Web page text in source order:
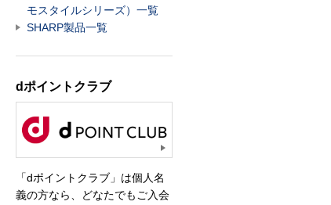
モスタイルシリーズ）一覧
SHARP製品一覧
dポイントクラブ
「dポイントクラブ」は個人名
義の方なら、どなたでもご入会